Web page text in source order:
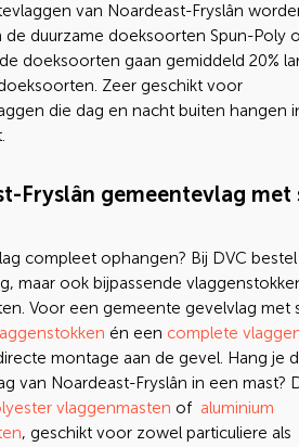
van Noardeast-Fryslân
de duurzame doeksoorten Spun-Poly
doeksoorten gaan gemiddeld 20%
Zeer geschikt voor
die dag en nacht buiten hangen
Fryslân gemeentevlag
compleet ophangen? Bij DVC
maar ook bijpassende
Voor een gemeente gevelvlag met
én een complete
montage aan de gevel. Hang je
van Noardeast-Fryslân in een mast?
vlaggenmasten of aluminium
, geschikt voor zowel particuliere als